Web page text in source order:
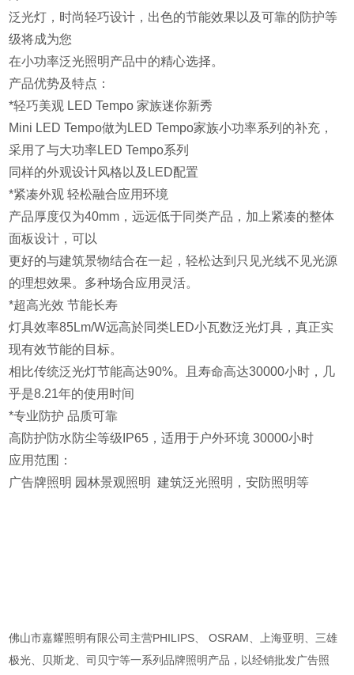
泛光灯，时尚轻巧设计，出色的节能效果以及可靠的防护等
级将成为您
在小功率泛光照明产品中的精心选择。
产品优势及特点：
*轻巧美观 LED Tempo 家族迷你新秀
Mini LED Tempo做为LED Tempo家族小功率系列的补充，
采用了与大功率LED Tempo系列
同样的外观设计风格以及LED配置
*紧凑外观 轻松融合应用环境
产品厚度仅为40mm，远远低于同类产品，加上紧凑的整体
面板设计，可以
更好的与建筑景物结合在一起，轻松达到只见光线不见光源
的理想效果。多种场合应用灵活。
*超高光效 节能长寿
灯具效率85Lm/W远高於同类LED小瓦数泛光灯具，真正实
现有效节能的目标。
相比传统泛光灯节能高达90%。且寿命高达30000小时，几
乎是8.21年的使用时间
*专业防护 品质可靠
高防护防水防尘等级IP65，适用于户外环境 30000小时
应用范围：
广告牌照明 园林景观照明 建筑泛光照明，安防照明等
佛山市嘉耀照明有限公司主营PHILIPS、 OSRAM、上海亚明、三雄
极光、贝斯龙、司贝宁等一系列品牌照明产品，以经销批发广告照